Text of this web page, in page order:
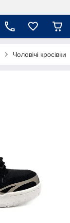
Чоловічі кросівки